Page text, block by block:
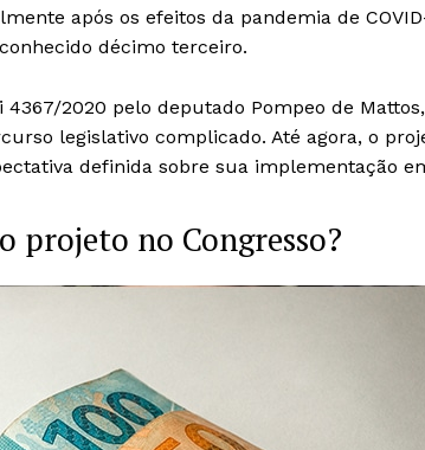
após os efeitos da pandemia de
décimo terceiro.
2020 pelo deputado Pompeo de
legislativo complicado. Até agora, o
definida sobre sua implementação
projeto no Congresso?